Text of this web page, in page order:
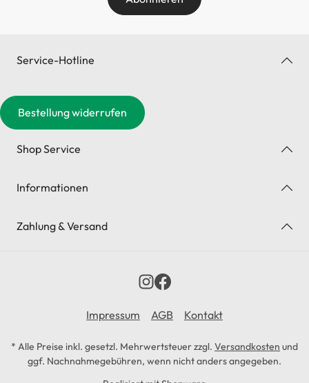
Service-Hotline
Bestellung widerrufen
Shop Service
Informationen
Zahlung & Versand
Impressum AGB Kontakt
* Alle Preise inkl. gesetzl. Mehrwertsteuer zzgl. Versandkosten und
ggf. Nachnahmegebühren, wenn nicht anders angegeben.